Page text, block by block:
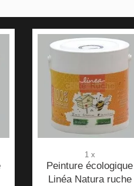
1 x
Peinture écologique
Linéa Natura ruche